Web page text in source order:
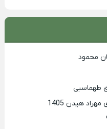
محمود
طهماسبی
هیدن 1405